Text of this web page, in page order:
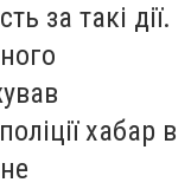
за такі дії.
хабар в